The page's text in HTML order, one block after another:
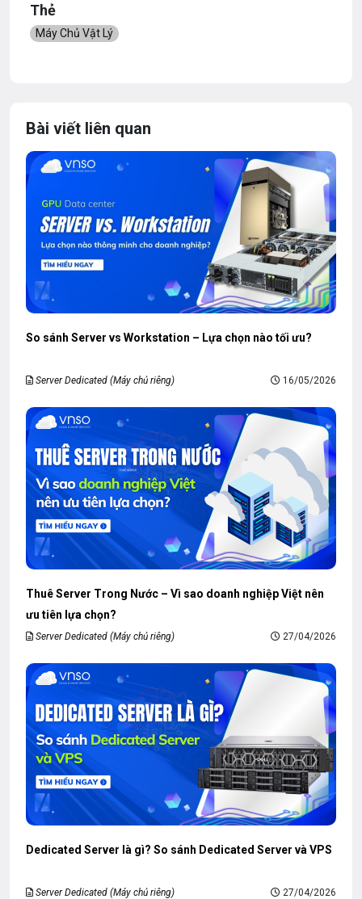
Thẻ
Máy Chủ Vật Lý
Bài viết liên quan
So sánh Server vs Workstation – Lựa chọn nào tối ưu?
Server Dedicated (Máy chủ riêng) 16/05/2026
Thuê Server Trong Nước – Vì sao doanh nghiệp Việt nên
ưu tiên lựa chọn?
Server Dedicated (Máy chủ riêng) 27/04/2026
Dedicated Server là gì? So sánh Dedicated Server và VPS
Server Dedicated (Máy chủ riêng) 27/04/2026